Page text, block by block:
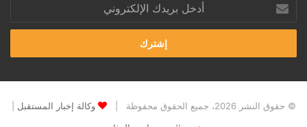
بريدك
الإلكتروني
© حقوق النشر 2026، جميع الحقوق محفوظة | وكالة إخبار المستقبل